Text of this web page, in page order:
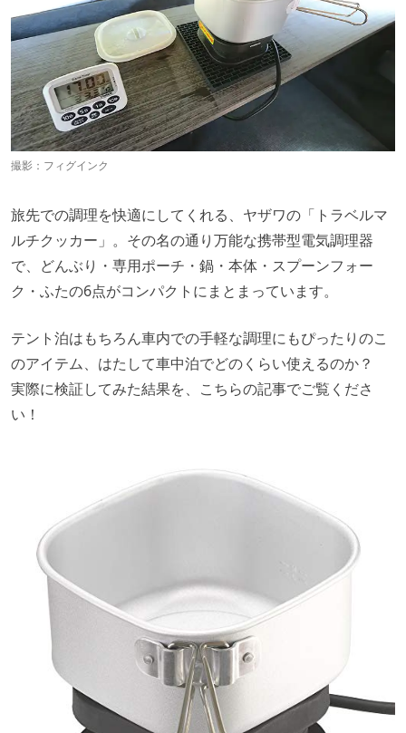
撮影： フィグインク
旅先での調理を快適にしてくれる、ヤザワの「トラベルマ
ルチクッカー」。その名の通り万能な携帯型電気調理器
で、どんぶり・専用ポーチ・鍋・本体・スプーンフォー
ク・ふたの6点がコンパクトにまとまっています。
テント泊はもちろん車内での手軽な調理にもぴったりのこ
のアイテム、はたして車中泊でどのくらい使えるのか？
実際に検証してみた結果を、こちらの記事でご覧くださ
い！